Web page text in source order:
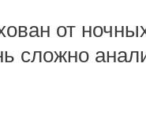
от
сложно